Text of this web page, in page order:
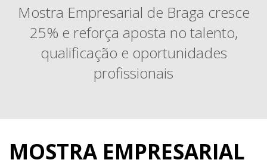
Mostra Empresarial de Braga cresce
25% e reforça aposta no talento,
qualificação e oportunidades
profissionais
MOSTRA EMPRESARIAL